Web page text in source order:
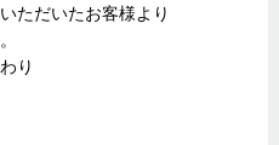
ただいたお客様より
り